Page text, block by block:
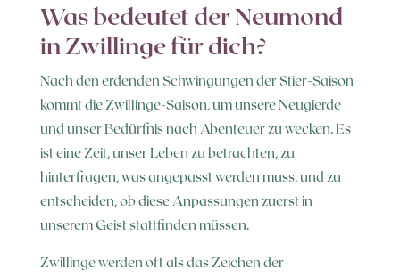
Was bedeutet der Neumond
in Zwillinge für dich?
Nach den erdenden Schwingungen der Stier-Saison
kommt die Zwillinge-Saison, um unsere Neugierde
und unser Bedürfnis nach Abenteuer zu wecken. Es
ist eine Zeit, unser Leben zu betrachten, zu
hinterfragen, was angepasst werden muss, und zu
entscheiden, ob diese Anpassungen zuerst in
unserem Geist stattfinden müssen.
Zwillinge werden oft als das Zeichen der